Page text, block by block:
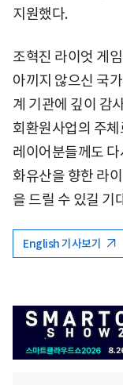
지원했다.
조혁진 라이엇 게
아끼지 않으신 국
계 기관에 깊이 감
회환원사업의 주
레이어분들께도
화유산을 향한 라
을 드릴 수 있길 기
English 기사보기